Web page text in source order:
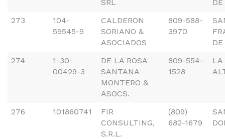
SRL
273
104-
59545-9
CALDERON
SORIANO &
ASOCIADOS
809-588-
3970
274
1-30-
00429-3
DE LA ROSA
SANTANA
MONTERO &
ASOCS.
809-554-
1528
LA
276 101860741
FIR
CONSULTING,
S.R.L.
(809)
682-1679